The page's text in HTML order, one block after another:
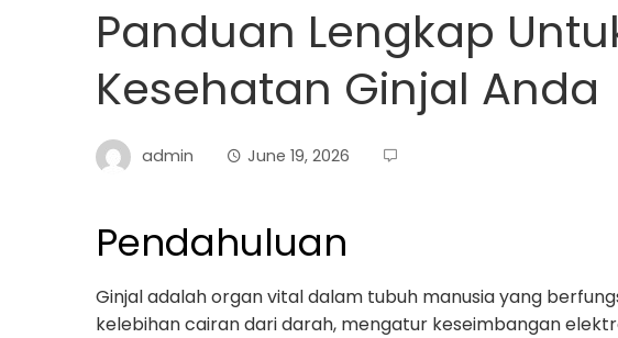
Panduan Lengkap
Kesehatan Ginjal Anda
admin June 19, 2026
Pendahuluan
Ginjal adalah organ vital dalam tubuh manusia yang
kelebihan cairan dari darah, mengatur keseimbangan